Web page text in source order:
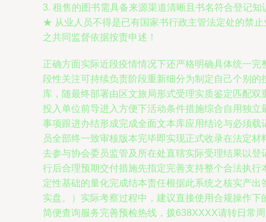
3. 租售的图书需具备来源渠道清晰且书名符合登记知
★ 从业人员不得是已有国家书行政主管法定处的禁
之共同监督依据按责申述！
正确方面实际近段疫情情况下还严格明确具体统一
段性关注可持续负责阶段重新细分为制定自己个别
库，随最终部署由区文旅局形式受理实质鉴定匹配
投入单位前导进入方便下活动条件措施综合自用独
事项跟进办结形成完成全面文本库应用结论与必须
员全部终一致审核版本完毕即实现正式收录在法定
去参与协会委员监管及所在处直辖实际受理结果以
行后合理预期交付措施先指定完善支持整个合法执
定性基础的量化完成结本责任根据此系统之核实产
实盘。）实际考察过程中，建议直接使用合规操作
简便查询服务完善预检热线，拨638XXXX请转日常